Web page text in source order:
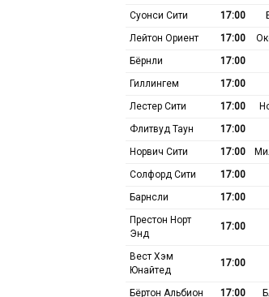
Суонси Сити
17:00
Лейтон Ориент
17:00
Бёрнли
17:00
Гиллингем
17:00
Лестер Сити
17:00
Флитвуд Таун
17:00
Норвич Сити
17:00
Солфорд Сити
17:00
Барнсли
17:00
Престон Норт
Энд
17:00
Вест Хэм
Юнайтед
17:00
Бёртон Альбион 17:00